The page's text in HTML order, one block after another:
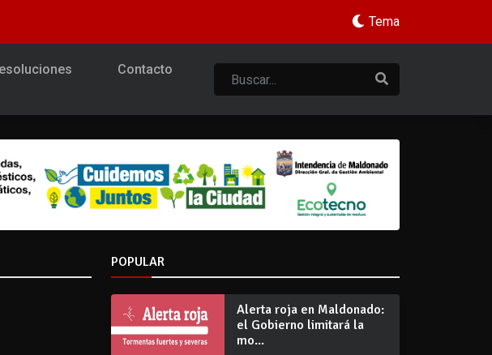
Tema
Contacto
POPULAR
Alerta roja en Maldonado:
el Gobierno limitará la
mo...